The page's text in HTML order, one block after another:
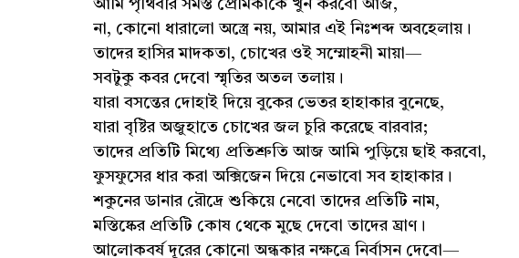
আমি পৃথিবীর সমস্ত প্রেমিকাকে খুন করবো আজ,
না, কোনো ধারালো অস্ত্রে নয়, আমার এই নিঃশব্দ অবহেলায়।
তাদের হাসির মাদকতা, চোখের ওই সম্মোহনী মায়া—
সবটুকু কবর দেবো স্মৃতির অতল তলায়।
যারা বসন্তের দোহাই দিয়ে বুকের ভেতর হাহাকার বুনেছে,
যারা বৃষ্টির অজুহাতে চোখের জল চুরি করেছে বারবার;
তাদের প্রতিটি মিথ্যে প্রতিশ্রুতি আজ আমি পুড়িয়ে ছাই করবো,
ফুসফুসের ধার করা অক্সিজেন দিয়ে নেভাবো সব হাহাকার।
শকুনের ডানার রৌদ্রে শুকিয়ে নেবো তাদের প্রতিটি নাম,
মস্তিষ্কের প্রতিটি কোষ থেকে মুছে দেবো তাদের ঘ্রাণ।
আলোকবর্ষ দূরের কোনো অন্ধকার নক্ষত্রে নির্বাসন দেবো—